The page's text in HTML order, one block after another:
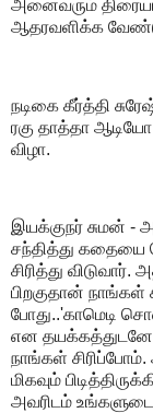
அனைவரும்
ஆதரவளிக்க
நடிகை கீர்த்தி
ரகு தாத்தா
விழா.‌
இயக்குநர் சுமன் -
சந்தித்து
சிரித்து
பிறகுதான்
போது..'காமெடி
என தயக்கத்துடனே
நாங்கள்
மிகவும்
அவரிடம்